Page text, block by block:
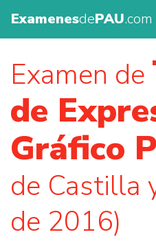
ExamenesdePAU.com
Examen de
de
Gráfico
de Castilla
de 2016)